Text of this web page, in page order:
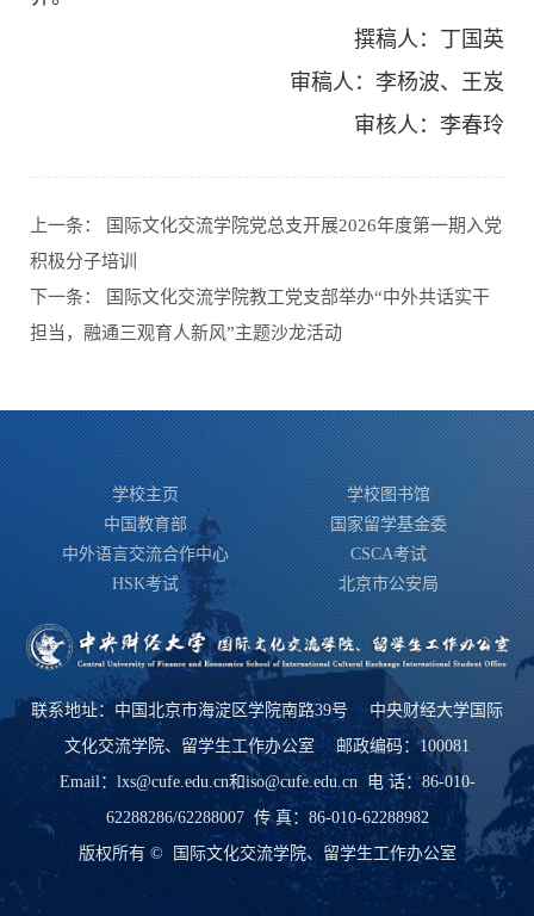
撰稿人：丁国英
审稿人：李杨波、王岌
审核人：李春玲
上一条：
国际文化交流学院党总支开展2026年度第一期入党
积极分子培训
下一条：
国际文化交流学院教工党支部举办“中外共话实干
担当，融通三观育人新风”主题沙龙活动
学校主页
学校图书馆
中国教育部
国家留学基金委
中外语言交流合作中心
CSCA考试
HSK考试
北京市公安局
联系地址：中国北京市海淀区学院南路39号 中央财经大学国际
文化交流学院、留学生工作办公室 邮政编码：100081
Email：lxs@cufe.edu.cn和iso@cufe.edu.cn 电 话：86-010-
62288286/62288007 传 真：86-010-62288982
版权所有 © 国际文化交流学院、留学生工作办公室